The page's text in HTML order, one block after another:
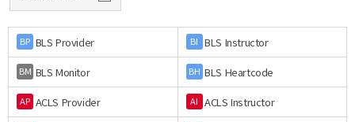
BP BLS Provider BI BLS Instructor
BM BLS Monitor BH BLS Heartcode
AP ACLS Provider AI ACLS Instructor